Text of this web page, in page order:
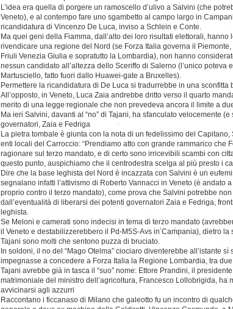
L’idea era quella di porgere un ramoscello d’ulivo a Salvini (che
Veneto), e al contempo fare uno sgambetto al campo largo in
ricandidatura di Vincenzo De Luca, inviso a Schlein e Conte.
Ma quei geni della Fiamma, dall’alto dei loro risultati elettorali, hanno
rivendicare una regione del Nord (se Forza Italia governa il Piemonte,
Friuli Venezia Giulia e sopratutto la Lombardia), non hanno
nessun candidato all’altezza dello Sceriffo di Salerno (l’unico poteva
Martusciello, fatto fuori dallo Huawei-gate a Bruxelles).
Permettere la ricandidatura di De Luca si tradurrebbe in una sconfitta
All’opposto, in Veneto, Luca Zaia andrebbe dritto verso il quarto
merito di una legge regionale che non prevedeva ancora il limite a
Ma ieri Salvini, davanti al “no” di Tajani, ha sfanculato velocemente
governatori, Zaia e Fedriga
La pietra tombale è giunta con la nota di un fedelissimo del
enti locali del Carroccio: “Prendiamo atto con grande rammarico che
ragionare sul terzo mandato, e di certo sono irricevibili scambi con
questo punto, auspichiamo che il centrodestra scelga al più presto i
Dire che la base leghista del Nord è incazzata con Salvini è un
segnalano infatti l’attivismo di Roberto Vannacci in Veneto (è andato
proprio contro il terzo mandato), come prova che Salvini potrebbe
dall’eventualità di liberarsi dei potenti governatori Zaia e Fedriga,
leghista.
Se Meloni e camerati sono indecisi in tema di terzo mandato
il Veneto e destabilizzerebbero il Pd-M5S-Avs in Campania), dietro la
Tajani sono molti che sentono puzza di bruciato.
In soldoni, il no del “Mago Otelma” ciociaro diventerebbe all’istante sì
impegnasse a concedere a Forza Italia la Regione Lombardia, tra
Tajani avrebbe già in tasca il “suo” nome: Ettore Prandini, il
matrimoniale del ministro dell’agricoltura, Francesco Lollobrigida, ha
avvicinarsi agli azzurri
Raccontano i ficcanaso di Milano che galeotto fu un incontro di